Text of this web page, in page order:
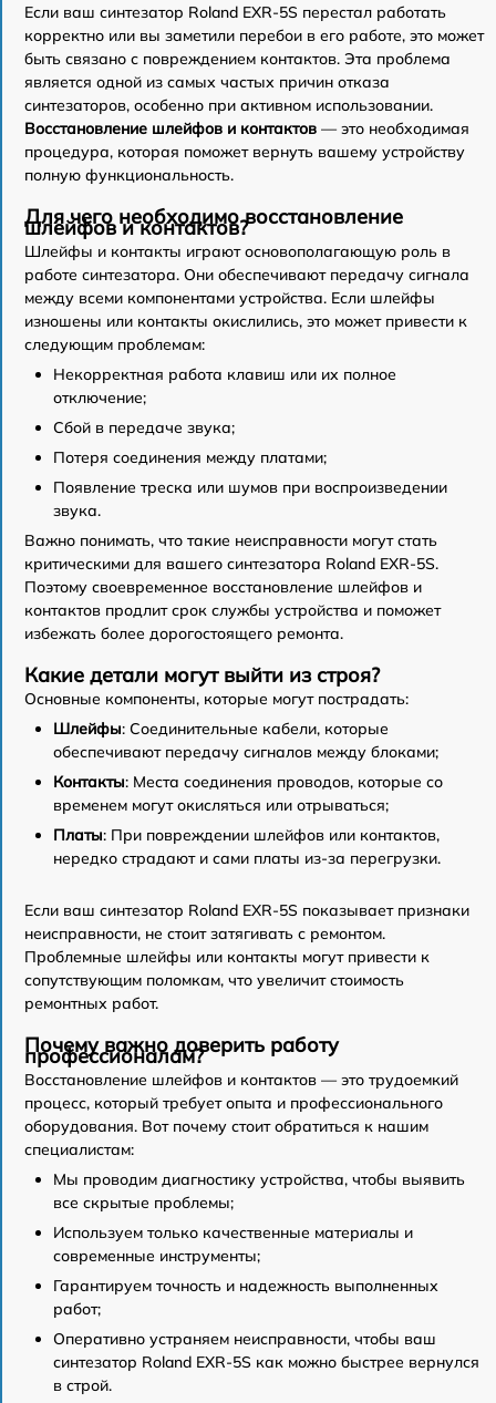
Если ваш синтезатор Roland EXR-5S перестал работать
корректно или вы заметили перебои в его работе, это может
быть связано с повреждением контактов. Эта проблема
является одной из самых частых причин отказа
синтезаторов, особенно при активном использовании.
Восстановление шлейфов и контактов — это необходимая
процедура, которая поможет вернуть вашему устройству
полную функциональность.
Для чего необходимо восстановление
шлейфов и контактов?
Шлейфы и контакты играют основополагающую роль в
работе синтезатора. Они обеспечивают передачу сигнала
между всеми компонентами устройства. Если шлейфы
изношены или контакты окислились, это может привести к
следующим проблемам:
Некорректная работа клавиш или их полное
отключение;
Сбой в передаче звука;
Потеря соединения между платами;
Появление треска или шумов при воспроизведении
звука.
Важно понимать, что такие неисправности могут стать
критическими для вашего синтезатора Roland EXR-5S.
Поэтому своевременное восстановление шлейфов и
контактов продлит срок службы устройства и поможет
избежать более дорогостоящего ремонта.
Какие детали могут выйти из строя?
Основные компоненты, которые могут пострадать:
Шлейфы: Соединительные кабели, которые
обеспечивают передачу сигналов между блоками;
Контакты: Места соединения проводов, которые со
временем могут окисляться или отрываться;
Платы: При повреждении шлейфов или контактов,
нередко страдают и сами платы из-за перегрузки.
Если ваш синтезатор Roland EXR-5S показывает признаки
неисправности, не стоит затягивать с ремонтом.
Проблемные шлейфы или контакты могут привести к
сопутствующим поломкам, что увеличит стоимость
ремонтных работ.
Почему важно доверить работу
профессионалам?
Восстановление шлейфов и контактов — это трудоемкий
процесс, который требует опыта и профессионального
оборудования. Вот почему стоит обратиться к нашим
специалистам:
Мы проводим диагностику устройства, чтобы выявить
все скрытые проблемы;
Используем только качественные материалы и
современные инструменты;
Гарантируем точность и надежность выполненных
работ;
Оперативно устраняем неисправности, чтобы ваш
синтезатор Roland EXR-5S как можно быстрее вернулся
в строй.